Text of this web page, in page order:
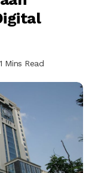
1 Mins Read